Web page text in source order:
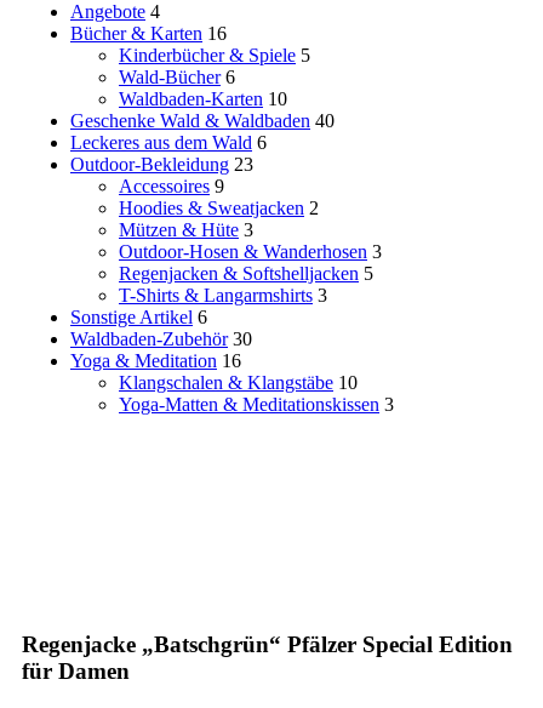
Angebote 4
Bücher & Karten 16
Kinderbücher & Spiele 5
Wald-Bücher 6
Waldbaden-Karten 10
Geschenke Wald & Waldbaden 40
Leckeres aus dem Wald 6
Outdoor-Bekleidung 23
Accessoires 9
Hoodies & Sweatjacken 2
Mützen & Hüte 3
Outdoor-Hosen & Wanderhosen 3
Regenjacken & Softshelljacken 5
T-Shirts & Langarmshirts 3
Sonstige Artikel 6
Waldbaden-Zubehör 30
Yoga & Meditation 16
Klangschalen & Klangstäbe 10
Yoga-Matten & Meditationskissen 3
Regenjacke „Batschgrün“ Pfälzer Special Edition
für Damen